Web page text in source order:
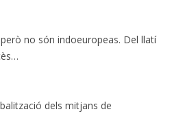
no són indoeuropeas. Del llatí
dels mitjans de